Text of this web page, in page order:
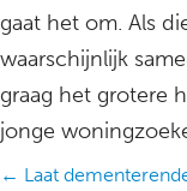
gaat het om. Als
waarschijnlijk
graag het grotere
jonge
Posts
← Laat